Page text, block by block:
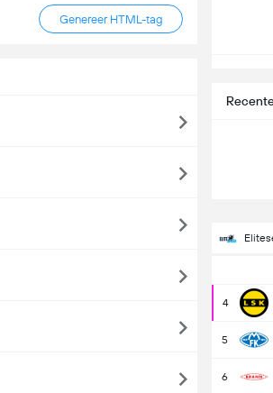
Genereer HTML-tag
4
5
6